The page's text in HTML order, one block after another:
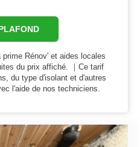
Rénov' et aides locales
du prix affiché. ｜Ce tarif
du type d'isolant et d'autres
l'aide de nos techniciens.